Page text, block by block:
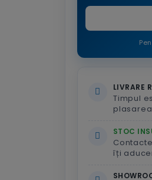
LIVRARE
Timpul
STOC
îți